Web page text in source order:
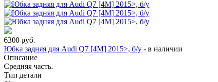
6300 руб.
Юбка задняя для Audi Q7 [4M] 2015>, б/у - в наличии
Описание
Средняя часть.
Тип детали